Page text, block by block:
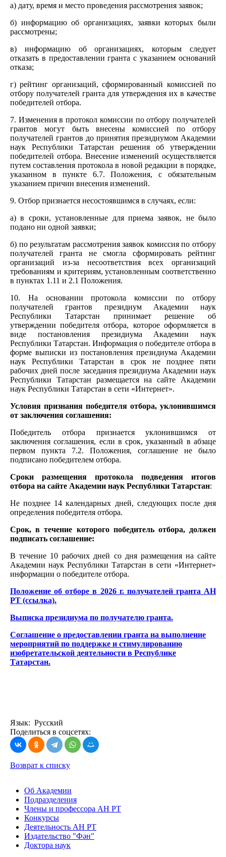
а) дату, время и место проведения рассмотрения заявок;
б) информацию об организациях, заявки которых были
рассмотрены;
в) информацию об организациях, которым следует
отказать в предоставлении гранта с указанием оснований
отказа;
г) рейтинг организаций, сформированный комиссией по
отбору получателей гранта для утверждения их в качестве
победителей отбора.
7. Изменения в протокол комиссии по отбору получателей
грантов могут быть внесены комиссией по отбору
получателей грантов до принятия президиумом Академии
наук Республики Татарстан решения об утверждении
победителей отбора. Внесение изменений осуществляется
путем составления протокола в новой редакции в порядке,
указанном в пункте 6.7. Положения, с обязательным
указанием причин внесения изменений.
9. Отбор признается несостоявшимся в случаях, если:
а) в сроки, установленные для приема заявок, не было
подано ни одной заявки;
б) по результатам рассмотрения заявок комиссия по отбору
получателей гранта не смогла сформировать рейтинг
организаций из-за несоответствия всех организаций
требованиям и критериям, установленным соответственно
в пунктах 1.11 и 2.1 Положения.
10. На основании протокола комиссии по отбору
получателей грантов президиум Академии наук
Республики Татарстан принимает решение об
утверждении победителя отбора, которое оформляется в
виде постановления президиума Академии наук
Республики Татарстан. Информация о победителе отбора в
форме выписки из постановления президиума Академии
наук Республики Татарстан в срок не позднее пяти
рабочих дней после заседания президиума Академии наук
Республики Татарстан размещается на сайте Академии
наук Республики Татарстан в сети «Интернет».
Условия признания победителя отбора, уклонившимся
от заключения соглашения:
Победитель отбора признается уклонившимся от
заключения соглашения, если в срок, указанный в абзаце
первом пункта 7.2. Положения, соглашение не было
подписано победителем отбора.
Сроки размещения протокола подведения итогов
отбора на сайте Академии наук Республики Татарстан:
Не позднее 14 календарных дней, следующих после дня
определения победителя отбора.
Срок, в течение которого победитель отбора, должен
подписать соглашение:
В течение 10 рабочих дней со дня размещения на сайте
Академии наук Республики Татарстан в сети «Интернет»
информации о победителе отбора.
Положение об отборе в 2026 г. получателей гранта АН
РТ (ссылка).
Выписка президиума по получателю гранта.
Соглашение о предоставлении гранта на выполнение
мероприятий по поддержке и стимулированию
изобретательской деятельности в Республике
Татарстан.
Язык: Русский
Поделиться в соцсетях:
Возврат к списку
Об Академии
Подразделения
Члены и профессора АН РТ
Конкурсы
Деятельность АН РТ
Издательство "Фән"
Доктора наук